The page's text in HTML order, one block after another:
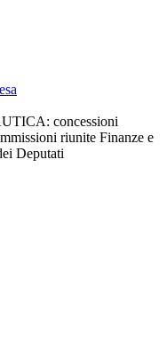
concessioni
riunite Finanze e
Deputati